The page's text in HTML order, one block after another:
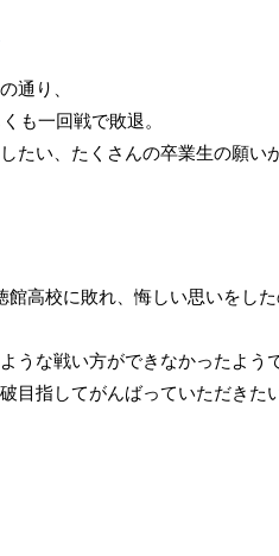
通り、
も一回戦で敗退。
たい、たくさんの卒業生の願い
館高校に敗れ、悔しい思いをし
うな戦い方ができなかったよう
目指してがんばっていただきた